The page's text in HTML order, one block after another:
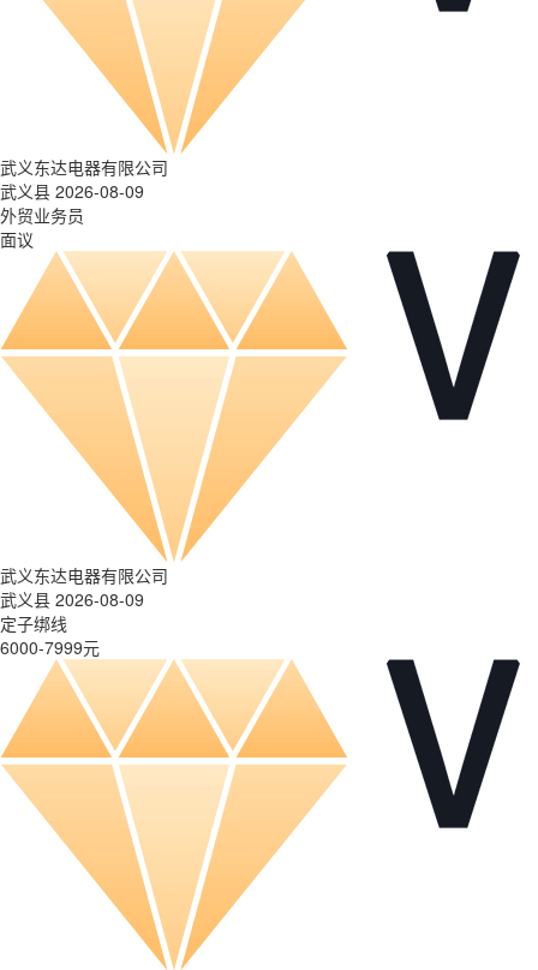
武义东达电器有限公司
武义县 2026-08-09
外贸业务员
面议
武义东达电器有限公司
武义县 2026-08-09
定子绑线
6000-7999元